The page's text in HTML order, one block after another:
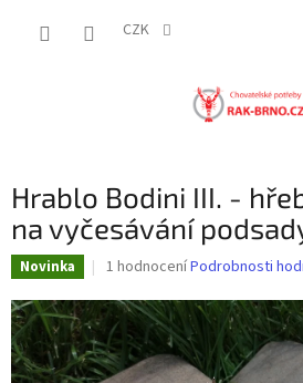
CZK
Hrablo Bodini III. -
na vyčesávání
Novinka
Průměrné
produktu
je
5,0
z
1 hodnoceníPodrobnosti